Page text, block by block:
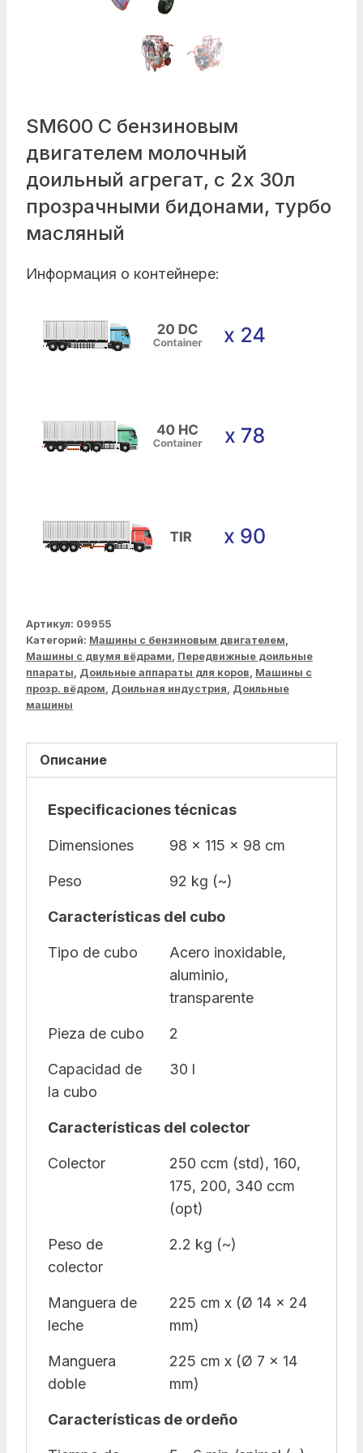
SM600 С бензиновым
двигателем молочный
доильный агрегат, с 2х 30л
прозрачными бидонами, турбо
масляный
Информация о контейнере:
Артикул: 09955
Категорий: Машины с бензиновым двигателем,
Машины с двумя вёдрами, Передвижные доильные
ппараты, Доильные аппараты для коров, Машины с
прозр. вёдром, Доильная индустрия, Доильные
машины
Описание
Especificaciones técnicas
Dimensiones 98 x 115 x 98 cm
Peso 92 kg (~)
Características del cubo
Tipo de cubo
Acero inoxidable,
aluminio,
transparente
Pieza de cubo 2
Capacidad de
la cubo
30 l
Características del colector
Colector
250 ccm (std), 160,
175, 200, 340 ccm
(opt)
Peso de
colector
2.2 kg (~)
Manguera de
leche
225 cm x (Ø 14 x 24
mm)
Manguera
doble
225 cm x (Ø 7 x 14
mm)
Características de ordeño